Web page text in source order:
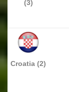
(3)
Croatia (2)